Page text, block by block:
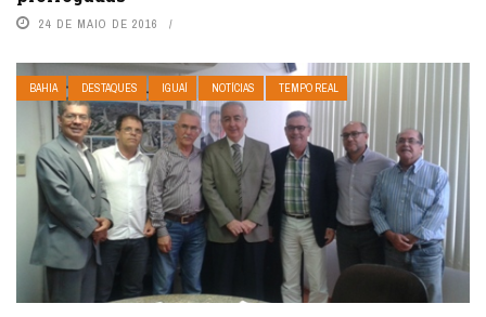
24 DE MAIO DE 2016
BAHIA DESTAQUES IGUAÍ NOTÍCIAS TEMPO REAL